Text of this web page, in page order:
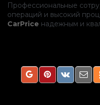
Профессиональные
операций и высокий
CarPrice надежным и